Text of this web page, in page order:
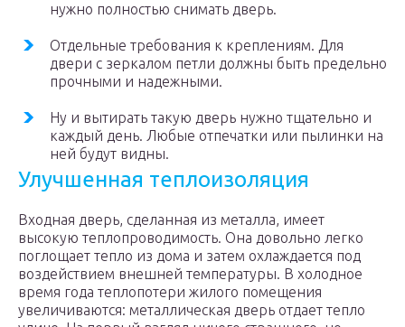
нужно полностью снимать дверь.
Отдельные требования к креплениям. Для
двери с зеркалом петли должны быть предельно
прочными и надежными.
Ну и вытирать такую дверь нужно тщательно и
каждый день. Любые отпечатки или пылинки на
ней будут видны.
Улучшенная теплоизоляция
Входная дверь, сделанная из металла, имеет
высокую теплопроводимость. Она довольно легко
поглощает тепло из дома и затем охлаждается под
воздействием внешней температуры. В холодное
время года теплопотери жилого помещения
увеличиваются: металлическая дверь отдает тепло